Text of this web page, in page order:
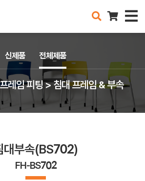
레임 피팅 > 침대 프레임 & 부속
신제품 전체제품
대부속(BS702)
FH-BS702